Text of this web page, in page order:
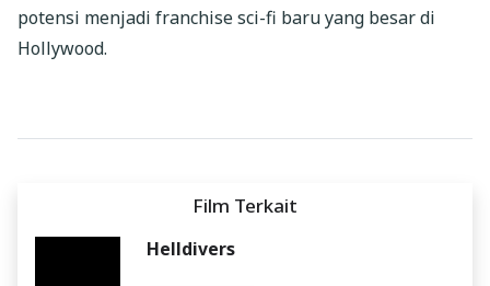
potensi menjadi franchise sci-fi baru yang besar di
Hollywood.
Film Terkait
Helldivers